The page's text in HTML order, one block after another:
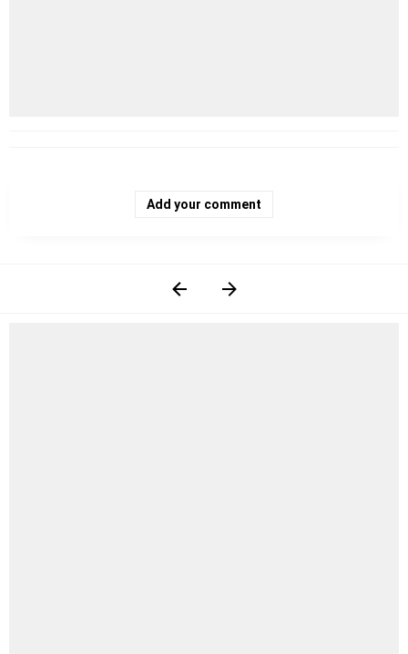
Add your comment